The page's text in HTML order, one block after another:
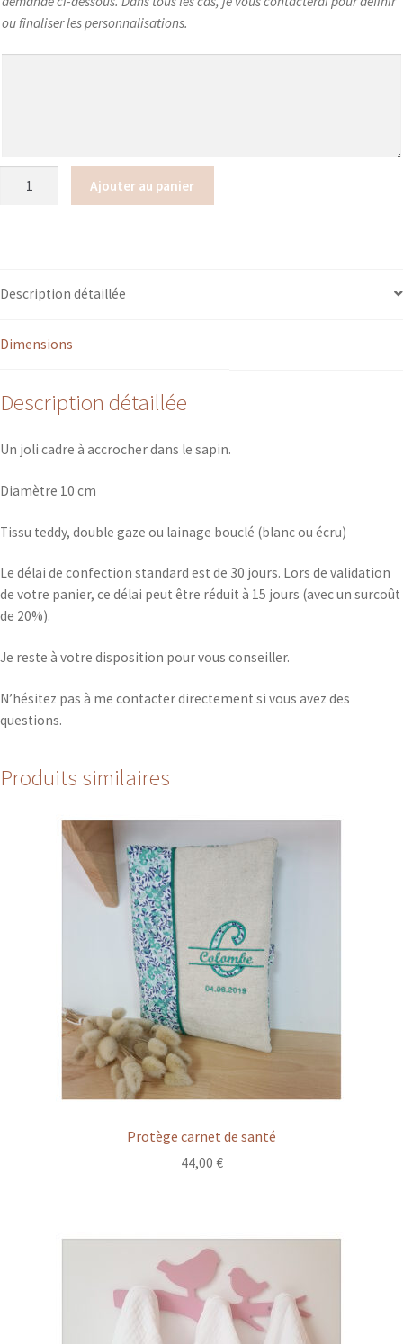
ou finaliser les personnalisations.
"à
Ajouter au panier
Description détaillée
Dimensions
Description détaillée
Un joli cadre à accrocher dans le sapin.
Diamètre 10 cm
Tissu teddy, double gaze ou lainage bouclé (blanc ou écru)
Le délai de confection standard est de 30 jours. Lors de validation
de votre panier, ce délai peut être réduit à 15 jours (avec un surcoût
de 20%).
Je reste à votre disposition pour vous conseiller.
N’hésitez pas à me contacter directement si vous avez des
questions.
Produits similaires
Protège carnet de santé
44,00 €